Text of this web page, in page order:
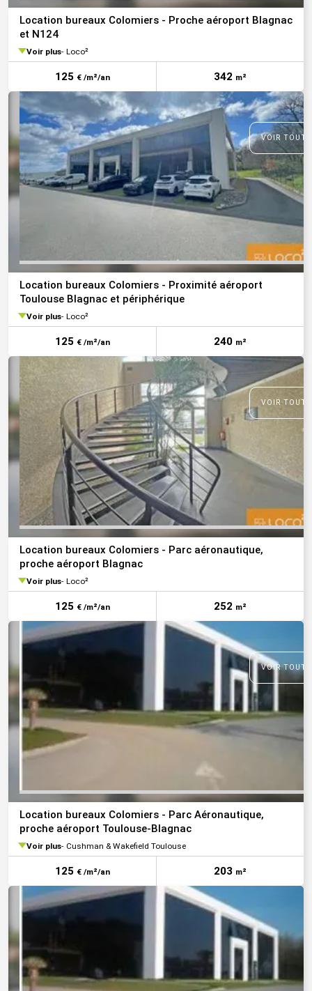
Location bureaux Colomiers - Proche aéroport Blagnac
et N124
Voir plus Loco²
125 € /m²/an 342 m²
VOIR
Location bureaux Colomiers - Proximité aéroport
Toulouse Blagnac et périphérique
Voir plus Loco²
125 € /m²/an 240 m²
VOIR
Location bureaux Colomiers - Parc aéronautique,
proche aéroport Blagnac
Voir plus Loco²
125 € /m²/an 252 m²
VOIR
Location bureaux Colomiers - Parc Aéronautique,
proche aéroport Toulouse-Blagnac
Voir plus Cushman & Wakefield Toulouse
125 € /m²/an 203 m²